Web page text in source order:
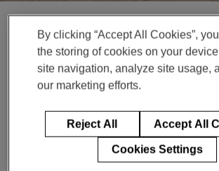
News Release
麦格纳参加女子越野
赛：赋能员工，拥抱
By clicking “Accept All Cookies”,
the storing of cookies on your
site navigation, analyze site usage,
our marketing efforts.
Reject All Accept All
Cookies Settings